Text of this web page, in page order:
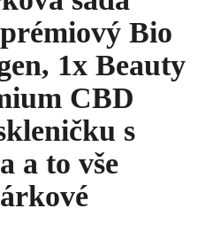
Bio
, 1x Beauty
CBD
s
a to vše